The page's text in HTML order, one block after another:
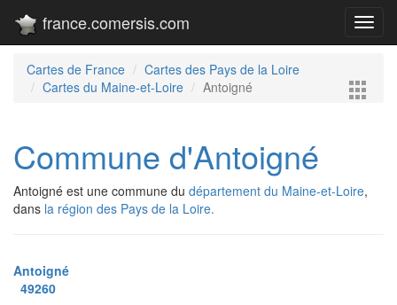
france.comersis.com
Cartes de France
Cartes des Pays de la Loire
Cartes du Maine-et-Loire
Antoigné
Commune d'Antoigné
Antoigné est une commune du département du Maine-et-Loire,
dans la région des Pays de la Loire.
Antoigné
49260